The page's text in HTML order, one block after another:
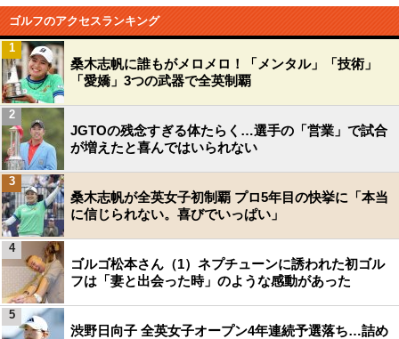
ゴルフのアクセスランキング
桑木志帆に誰もがメロメロ！「メンタル」「技術」
「愛嬌」3つの武器で全英制覇
1
JGTOの残念すぎる体たらく…選手の「営業」で試合
が増えたと喜んではいられない
2
桑木志帆が全英女子初制覇 プロ5年目の快挙に「本当
に信じられない。喜びでいっぱい」
3
ゴルゴ松本さん（1）ネプチューンに誘われた初ゴル
フは「妻と出会った時」のような感動があった
4
渋野日向子 全英女子オープン4年連続予選落ち…詰め
5